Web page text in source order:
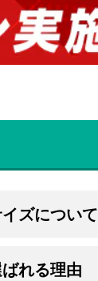
ズについて
れる理由